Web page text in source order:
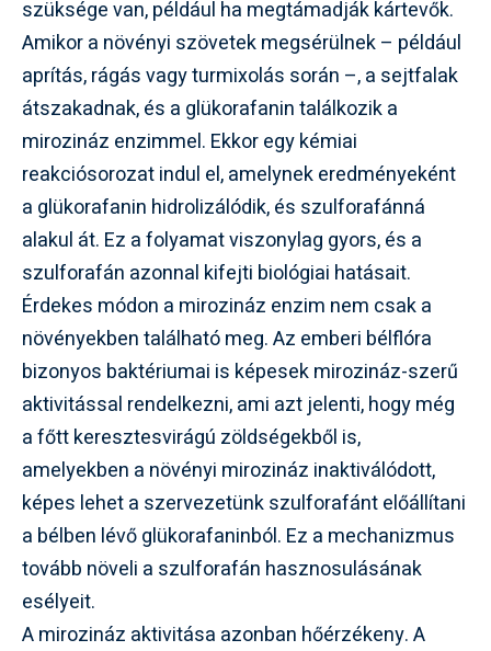
szüksége van, például ha megtámadják kártevők.
Amikor a növényi szövetek megsérülnek – például
aprítás, rágás vagy turmixolás során –, a sejtfalak
átszakadnak, és a glükorafanin találkozik a
mirozináz enzimmel. Ekkor egy kémiai
reakciósorozat indul el, amelynek eredményeként
a glükorafanin hidrolizálódik, és szulforafánná
alakul át. Ez a folyamat viszonylag gyors, és a
szulforafán azonnal kifejti biológiai hatásait.
Érdekes módon a mirozináz enzim nem csak a
növényekben található meg. Az emberi bélflóra
bizonyos baktériumai is képesek mirozináz-szerű
aktivitással rendelkezni, ami azt jelenti, hogy még
a főtt keresztesvirágú zöldségekből is,
amelyekben a növényi mirozináz inaktiválódott,
képes lehet a szervezetünk szulforafánt előállítani
a bélben lévő glükorafaninból. Ez a mechanizmus
tovább növeli a szulforafán hasznosulásának
esélyeit.
A mirozináz aktivitása azonban hőérzékeny. A